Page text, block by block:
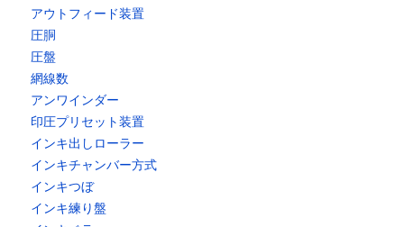
アウトフィード装置
圧胴
圧盤
網線数
アンワインダー
印圧プリセット装置
インキ出しローラー
インキチャンバー方式
インキつぼ
インキ練り盤